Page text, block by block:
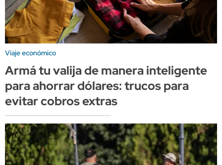
Viaje económico
Armá tu valija de manera inteligente
para ahorrar dólares: trucos para
evitar cobros extras